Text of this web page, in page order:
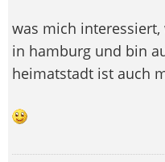
was mich
in hamburg und bin
heimatstadt ist auch